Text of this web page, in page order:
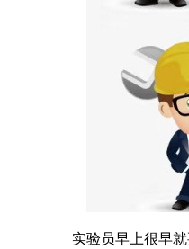
实验员早上很早